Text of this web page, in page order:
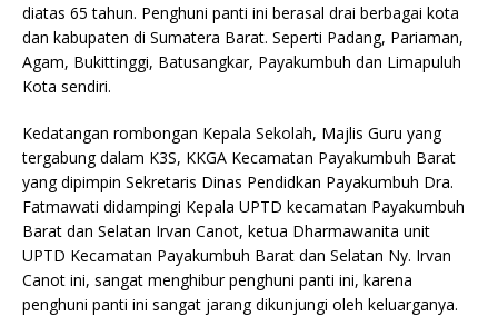
diatas 65 tahun. Penghuni panti ini berasal drai berbagai kota
dan kabupaten di Sumatera Barat. Seperti Padang, Pariaman,
Agam, Bukittinggi, Batusangkar, Payakumbuh dan Limapuluh
Kota sendiri.
Kedatangan rombongan Kepala Sekolah, Majlis Guru yang
tergabung dalam K3S, KKGA Kecamatan Payakumbuh Barat
yang dipimpin Sekretaris Dinas Pendidkan Payakumbuh Dra.
Fatmawati didampingi Kepala UPTD kecamatan Payakumbuh
Barat dan Selatan Irvan Canot, ketua Dharmawanita unit
UPTD Kecamatan Payakumbuh Barat dan Selatan Ny. Irvan
Canot ini, sangat menghibur penghuni panti ini, karena
penghuni panti ini sangat jarang dikunjungi oleh keluarganya.